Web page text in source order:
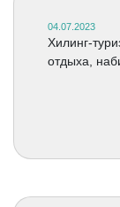
04.07.2023
Хилинг-
отдыха,